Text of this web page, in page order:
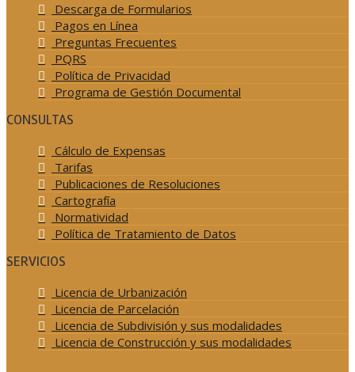
Descarga de Formularios
Pagos en Línea
Preguntas Frecuentes
PQRS
Política de Privacidad
Programa de Gestión Documental
CONSULTAS
Cálculo de Expensas
Tarifas
Publicaciones de Resoluciones
Cartografía
Normatividad
Política de Tratamiento de Datos
SERVICIOS
Licencia de Urbanización
Licencia de Parcelación
Licencia de Subdivisión y sus modalidades
Licencia de Construcción y sus modalidades